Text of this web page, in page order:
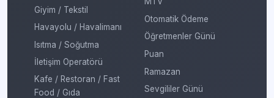
Giyim / Tekstil
Havayolu / Havalimanı
Isıtma / Soğutma
İletişim Operatörü
Kafe / Restoran / Fast
Food / Gıda
Otomatik Ödeme
Öğretmenler Günü
Puan
Ramazan
Sevgililer Günü